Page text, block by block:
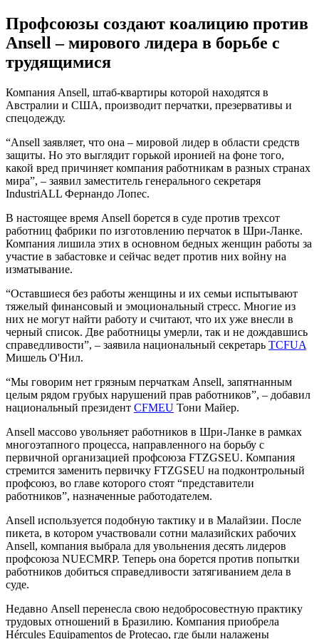
Профсоюзы создают коалицию против
Ansell – мирового лидера в борьбе с
трудящимися
Компания Ansell, штаб-квартиры которой находятся в
Австралии и США, производит перчатки, презервативы и
спецодежду.
“Ansell заявляет, что она – мировой лидер в области средств
защиты. Но это выглядит горькой иронией на фоне того,
какой вред причиняет компания работникам в разных странах
мира”, – заявил заместитель генерального секретаря
IndustriALL Фернандо Лопес.
В настоящее время Ansell борется в суде против трехсот
работниц фабрики по изготовлению перчаток в Шри-Ланке.
Компания лишила этих в основном бедных женщин работы за
участие в забастовке и сейчас ведет против них войну на
изматывание.
“Оставшиеся без работы женщины и их семьи испытывают
тяжелый финансовый и эмоциональный стресс. Многие из
них не могут найти работу и считают, что их уже внесли в
черный список. Две работницы умерли, так и не дождавшись
справедливости”, – заявила национальный секретарь TCFUA
Мишель О'Нил.
“Мы говорим нет грязным перчаткам Ansell, запятнанным
целым рядом грубых нарушений прав работников”, – добавил
национальный президент CFMEU Тони Майер.
Ansell массово увольняет работников в Шри-Ланке в рамках
многоэтапного процесса, направленного на борьбу с
первичной организацией профсоюза FTZGSEU. Компания
стремится заменить первичку FTZGSEU на подконтрольный
профсоюз, во главе которого стоят “представители
работников”, назначенные работодателем.
Ansell используется подобную тактику и в Малайзии. После
пикета, в котором участвовали сотни малазийских рабочих
Ansell, компания выбрала для увольнения десять лидеров
профсоюза NUECMRP. Теперь она борется против попытки
работников добиться справедливости затягиванием дела в
суде.
Недавно Ansell перенесла свою недобросовестную практику
трудовых отношений в Бразилию. Компания приобрела
Hércules Equipamentos de Protecao, где были налажены